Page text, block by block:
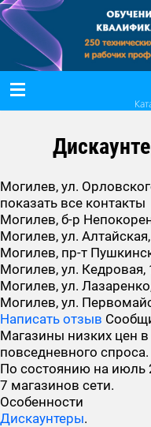
Могилев, ул.
показать все контакты
Могилев, б-р
Могилев, ул.
Могилев, пр-т
Могилев, ул. Кедровая,
Могилев, ул.
Могилев, ул.
Написать отзыв
Магазины низких цен
повседневного
По состоянию на июль
7 магазинов сети.
Особенности
Дискаунтеры.